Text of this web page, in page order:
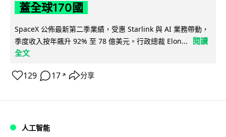
蓋全球170國
SpaceX 公佈最新第二季業績，受惠 Starlink 與 AI 業務帶動，
季度收入按年飆升 92% 至 78 億美元。行政總裁 Elon...
閱讀
全文
129 17 ↗ 分享
人工智能